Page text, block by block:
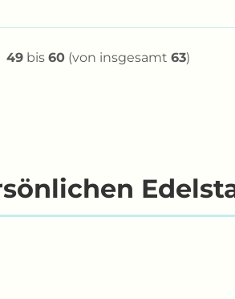
49bis 60(von insgesamt 63)